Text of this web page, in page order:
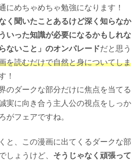
にめちゃめちゃ勉強になります！
く聞いたことあるけど深く知らなか
いった知識が必要になるかもしれな
ないこと」のオンパレードだと思う
を読むだけで自然と身についてしま
！
のダークな部分だけに焦点を当てる
実に向き合う主人公の視点をしっか
がフェアですね。
と、この漫画に出てくるダークな部
しょうけど、 そうじゃなく頑張って